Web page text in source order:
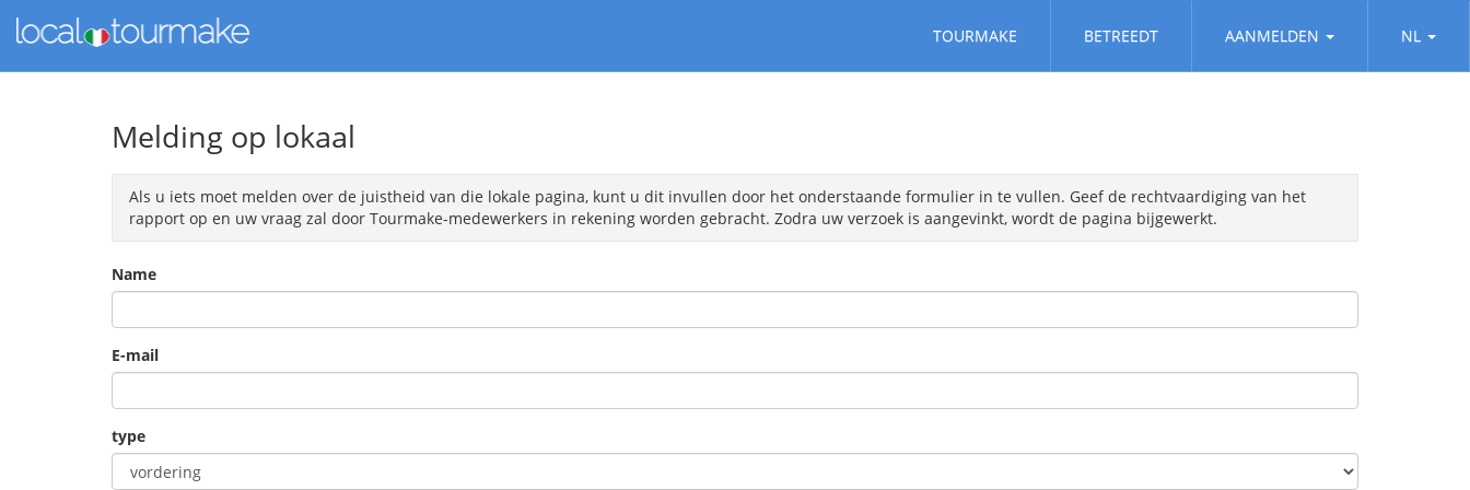
TOURMAKE BETREEDT AANMELDEN NL
Melding op lokaal
Als u iets moet melden over de juistheid van die lokale pagina, kunt u dit invullen door het onderstaande formulier in te vullen. Geef de rechtvaardiging van het
rapport op en uw vraag zal door Tourmake-medewerkers in rekening worden gebracht. Zodra uw verzoek is aangevinkt, wordt de pagina bijgewerkt.
Name
E-mail
type